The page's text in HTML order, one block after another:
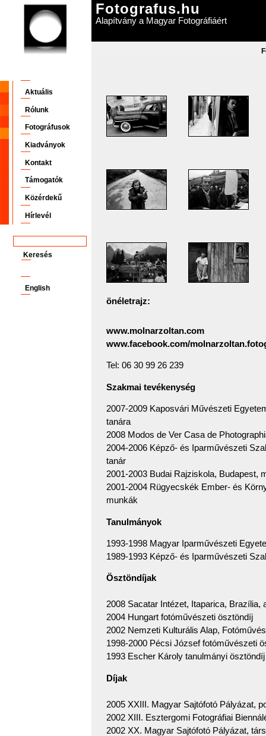
Fotografus.hu
Alapítvány a Magyar Fotográfiáért
Aktuális
Rólunk
Fotográfusok
Kiadványok
Kontakt
Támogatók
Közérdekű
Hírlevél
English
önéletrajz:
www.molnarzoltan.com
www.facebook.com/
Tel: 06 30 99 26 239
Szakmai tevékenység
2007-2009 Kaposvári Művészeti
tanára
2008 Modos de Ver Casa de
2004-2006 Képző- és Iparművészeti
tanár
2001-2003 Budai Rajziskola, Budapest,
2001-2004 Rügyecskék Ember- és
munkák
Tanulmányok
1993-1998 Magyar Iparművészeti
1989-1993 Képző- és Iparművészeti
Ösztöndíjak
2008 Sacatar Intézet, Itaparica, Brazília,
2004 Hungart fotóművészeti ösztöndíj
2002 Nemzeti Kulturális Alap,
1998-2000 Pécsi József fotóművészeti
1993 Escher Károly tanulmányi ösztöndíj
Díjak
2005 XXIII. Magyar Sajtófotó Pályázat,
2002 XIII. Esztergomi Fotográfiai
2002 XX. Magyar Sajtófotó Pályázat,